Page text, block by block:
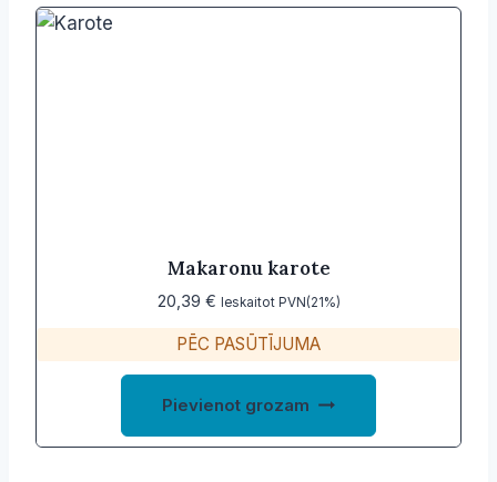
Makaronu karote
20,39 € Ieskaitot PVN(21%)
PĒC PASŪTĪJUMA
Pievienot grozam